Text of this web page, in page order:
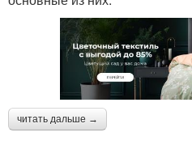
читать дальше →